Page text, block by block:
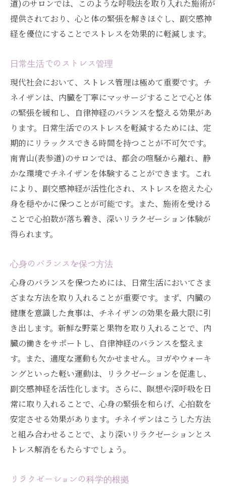
道)のサロンでは、このような呼吸法を取り入れた施術が
提供されており、心と体の緊張を解きほぐし、副交感神
経を優位にすることでストレスを効果的に軽減します。
日常生活でのストレス管理
現代社会において、ストレス管理は極めて重要です。チ
ネイザンは、内臓を丁寧にマッサージすることで心と体
の緊張を緩和し、自律神経のバランスを整える効果があ
ります。日常生活でのストレスを軽減するためには、定
期的にリラックスできる時間を持つことが不可欠です。
南青山(表参道)のサロンでは、都会の喧騒から離れ、静
かな環境でチネイザンを体験することができます。これ
により、副交感神経が活性化され、ストレスを抱えた心
身を穏やかに保つことが可能です。また、施術を受ける
ことで心拍数が落ち着き、深いリラクゼーション体験が
得られます。
心身のバランスを保つ方法
心身のバランスを保つためには、日常生活においてさま
ざまな方法を取り入れることが重要です。まず、内臓の
健康を意識した食事は、チネイザンの効果を最大限に引
き出します。新鮮な野菜と果物を取り入れることで、内
臓の働きをサポートし、自律神経のバランスを整えま
す。また、適度な運動も欠かせません。ヨガやウォーキ
ングといった軽い運動は、リラクゼーションを促進し、
副交感神経を活性化します。さらに、瞑想や深呼吸を日
常に取り入れることで、心身の緊張を和らげ、心拍数を
安定させる効果があります。チネイザンはこうした方法
と組み合わせることで、より深いリラクゼーションとス
トレス解消をもたらすでしょう。
リラクゼーションの科学的根拠